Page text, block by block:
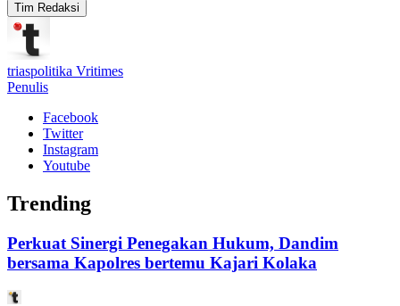
Tim Redaksi
triaspolitika Vritimes
Penulis
Facebook
Twitter
Instagram
Youtube
Trending
Perkuat Sinergi Penegakan Hukum, Dandim
bersama Kapolres bertemu Kajari Kolaka